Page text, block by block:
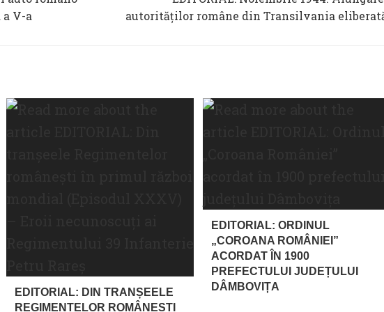
a V-a
autorităților române din Transilvania
EDITORIAL: DIN TRANȘEELE
REGIMENTELOR ROMÂNEȘTI
EDITORIAL: ORDINUL
„COROANA ROMÂNIEI”
ACORDAT ÎN 1900
PREFECTULUI JUDEȚULUI
DÂMBOVIȚA